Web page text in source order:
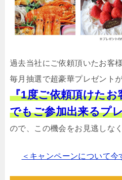
過去当社にご依頼頂いたお客
毎月抽選で超豪華プレゼント
『1度ご依頼頂けたお
でもご参加出来るプ
ので、この機会をお見逃しなく
＜キャンペーンについて今